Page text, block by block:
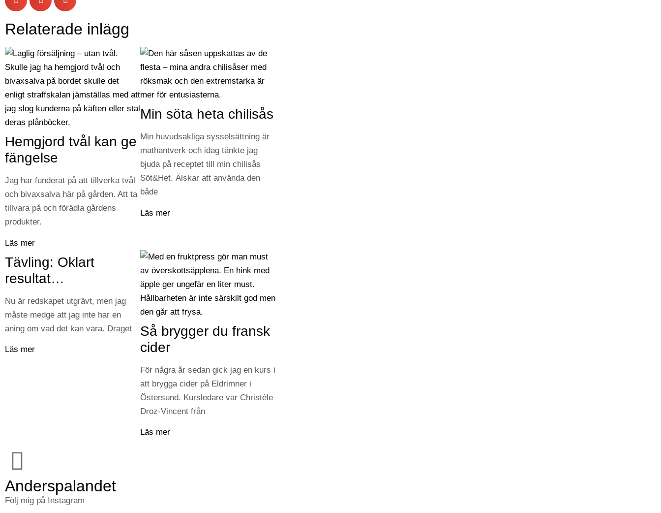
Relaterade inlägg
Hemgjord tvål kan ge
fängelse
Jag har funderat på att tillverka tvål
och bivaxsalva här på gården. Att ta
tillvara på och förädla gårdens
produkter.
Läs mer
Min söta heta chilisås
Min huvudsakliga sysselsättning är
mathantverk och idag tänkte jag
bjuda på receptet till min chilisås
Söt&Het. Älskar att använda den
både
Läs mer
Tävling: Oklart
resultat…
Nu är redskapet utgrävt, men jag
måste medge att jag inte har en
aning om vad det kan vara. Draget
Läs mer
Så brygger du fransk
cider
För några år sedan gick jag en kurs i
att brygga cider på Eldrimner i
Östersund. Kursledare var Christèle
Droz-Vincent från
Läs mer
Anderspalandet
Följ mig på Instagram